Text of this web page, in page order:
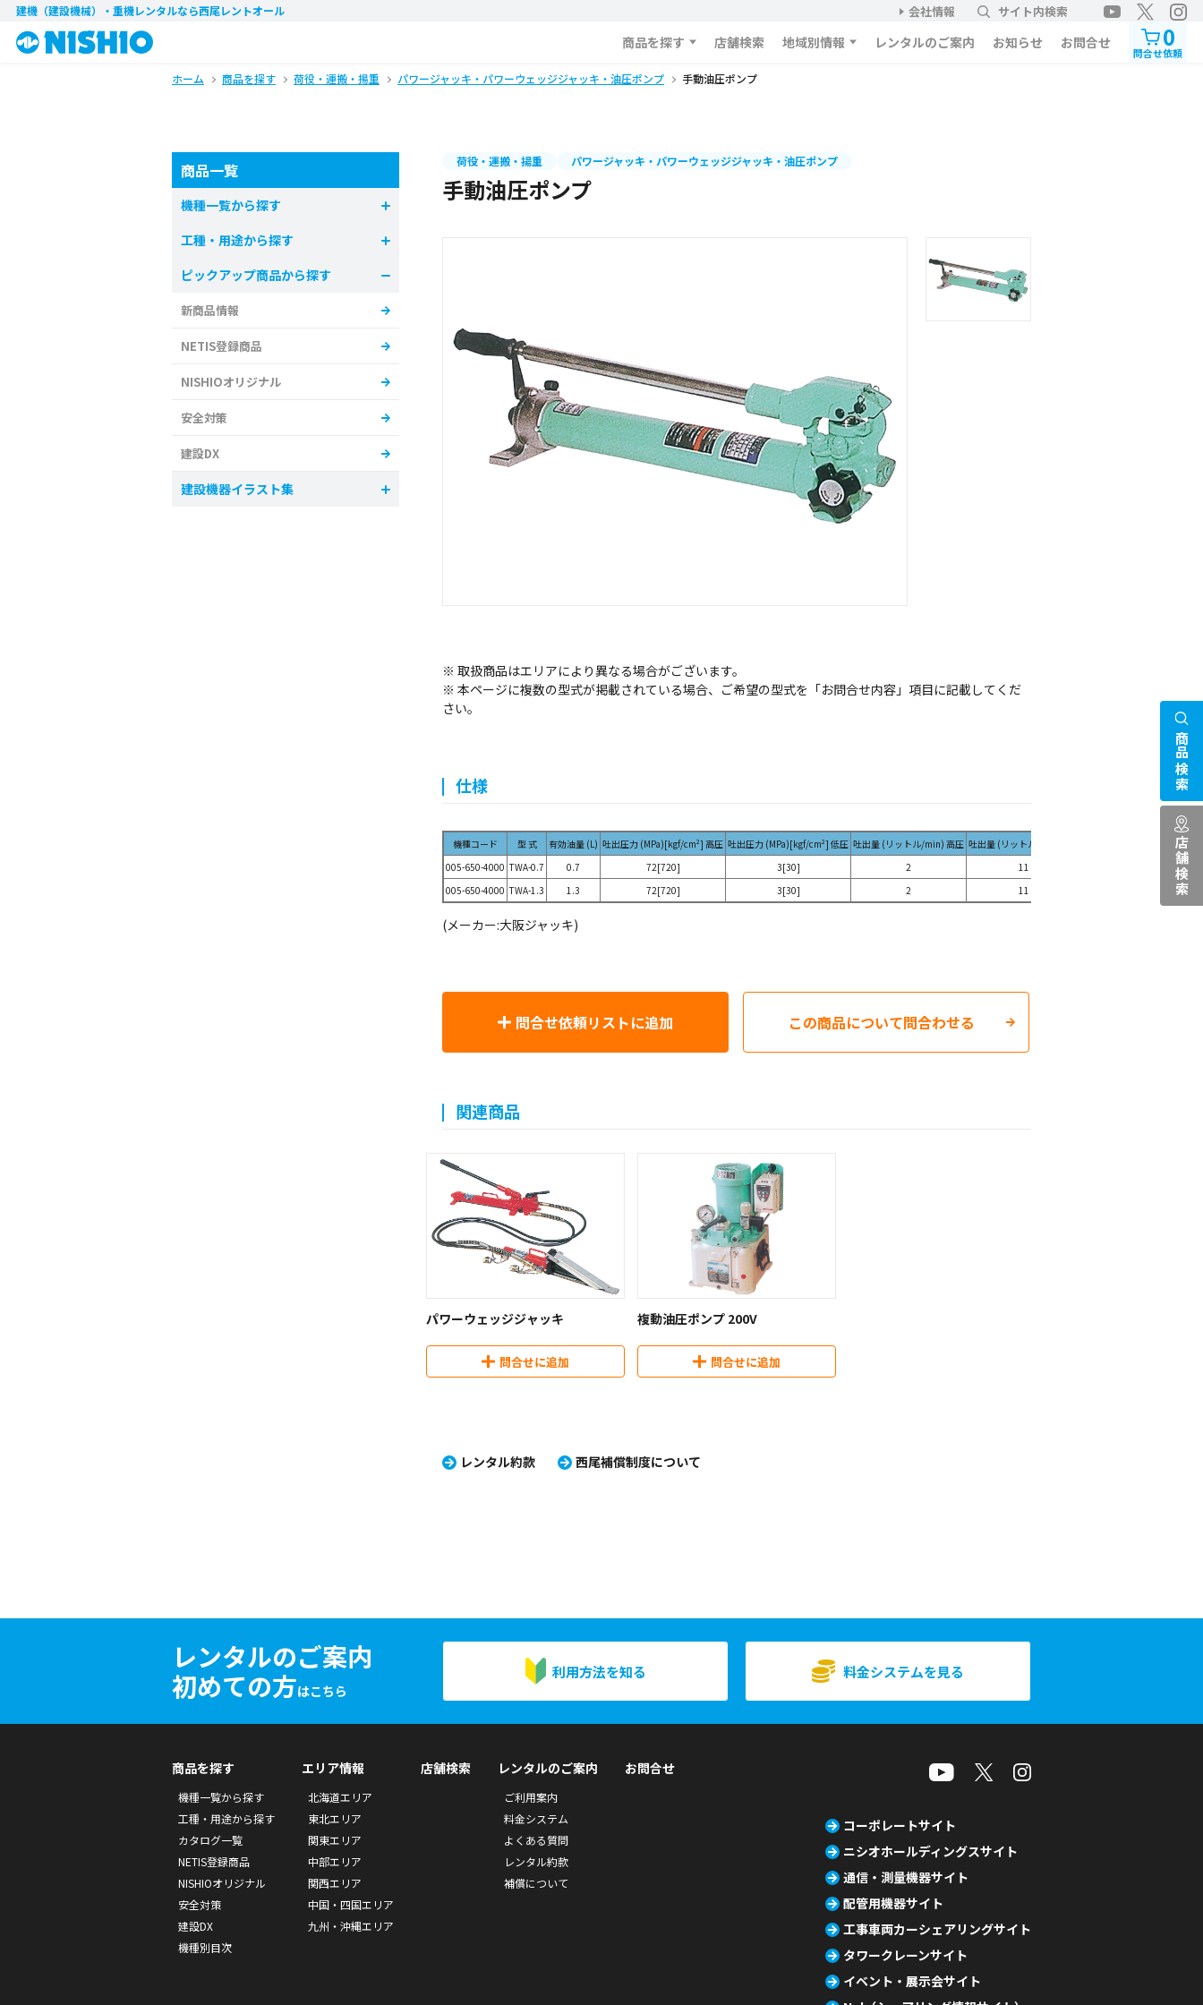
建機（建設機械）・重機レンタルなら西尾レントオール 会社情報 サイト内検索
商品を探す 店舗検索 地域別情報 レンタルのご案内 お知らせ お問合せ 0
問合せ依頼
ホーム 商品を探す 荷役・運搬・揚重 パワージャッキ・パワーウェッジジャッキ・油圧ポンプ 手動油圧ポンプ
荷役・運搬・揚重 パワージャッキ・パワーウェッジジャッキ・油圧ポンプ
手動油圧ポンプ
※ 取扱商品はエリアにより異なる場合がございます。
※ 本ページに複数の型式が掲載されている場合、ご希望の型式を「お問合せ内容」項目に記載してくだ
さい。
仕様
機種コード 型 式 有効油量 (L) 吐出圧力 (MPa)[kgf/cm²] 高圧 吐出圧力 (MPa)[kgf/cm²] 低圧 吐出量 (リットル/min) 高圧 吐出量 (リットル/min) 低圧
重量
005-650-4000 TWA-0.7 0.7 72[720] 3[30] 2 11
6.6
005-650-4000 TWA-1.3 1.3 72[720] 3[30] 2 11 8.5
(メーカー:大阪ジャッキ)
問合せ依頼リストに追加 この商品について問合わせる
関連商品
パワーウェッジジャッキ
問合せに追加
複動油圧ポンプ 200V
問合せに追加
レンタル約款 西尾補償制度について
商品一覧
機種一覧から探す
工種・用途から探す
ピックアップ商品から探す
新商品情報
NETIS登録商品
NISHIOオリジナル
安全対策
建設DX
建設機器イラスト集
レンタルのご案内
初めての方はこちら
利用方法を知る 料金システムを見る
商品検索
店舗検索
商品を探す
機種一覧から探す
工種・用途から探す
カタログ一覧
NETIS登録商品
NISHIOオリジナル
安全対策
建設DX
機種別目次
エリア情報
北海道エリア
東北エリア
関東エリア
中部エリア
関西エリア
中国・四国エリア
九州・沖縄エリア
店舗検索 レンタルのご案内
ご利用案内
料金システム
よくある質問
レンタル約款
補償について
お問合せ
コーポレートサイト
ニシオホールディングスサイト
通信・測量機器サイト
配管用機器サイト
工事車両カーシェアリングサイト
タワークレーンサイト
イベント・展示会サイト